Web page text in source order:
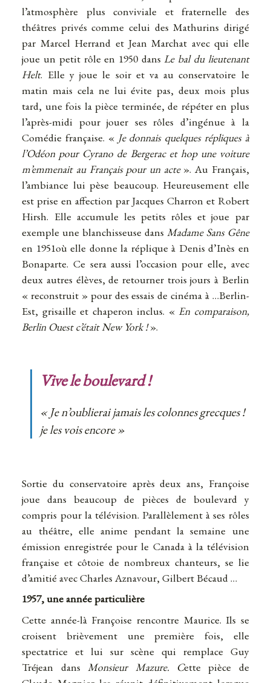
l’atmosphère plus conviviale et fraternelle des
théâtres privés comme celui des Mathurins dirigé
par Marcel Herrand et Jean Marchat avec qui elle
joue un petit rôle en 1950 dansLe bal du lieutenant
Helt. Elle y joue le soir et va au conservatoire le
matin mais cela ne lui évite pas, deux mois plus
tard, une fois la pièce terminée, de répéter en plus
l’après-midi pour jouer ses rôles d’ingénue à la
Comédie française. « Je donnais quelques répliques à
l’Odéon pour Cyrano de Bergerac et hop une voiture
m’emmenait au Français pour un acte». Au Français,
l’ambiance lui pèse beaucoup. Heureusement elle
est prise en affection par Jacques Charron et Robert
Hirsh. Elle accumule les petits rôles et joue par
exemple une blanchisseuse dans Madame Sans Gêne
en 1951où elle donne la réplique à Denis d’Inès en
Bonaparte. Ce sera aussi l’occasion pour elle, avec
deux autres élèves, de retourner trois jours à Berlin
« reconstruit » pour des essais de cinéma à …Berlin-
Est, grisaille et chaperon inclus. « En comparaison,
Berlin Ouest c’était New York !».
Vive le boulevard !
« Je n’oublierai jamais les colonnes grecques !
je les vois encore »
Sortie du conservatoire après deux ans, Françoise
joue dans beaucoup de pièces de boulevard y
compris pour la télévision. Parallèlement à ses rôles
au théâtre, elle anime pendant la semaine une
émission enregistrée pour le Canada à la télévision
française et côtoie de nombreux chanteurs, se lie
d’amitié avec Charles Aznavour, Gilbert Bécaud …
1957, une année particulière
Cette année-là Françoise rencontre Maurice. Ils se
croisent brièvement une première fois, elle
spectatrice et lui sur scène qui remplace Guy
Tréjean dansMonsieur Mazure. Cette pièce de